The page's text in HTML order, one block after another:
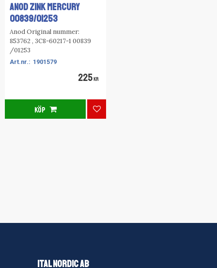
ANOD ZINK MERCURY
00839/01253
Anod Original nummer:
853762 , 3C8-60217-1 00839
/01253
1901579
225 KR
Lägg till i favoriter
KÖP
ITAL NORDIC AB